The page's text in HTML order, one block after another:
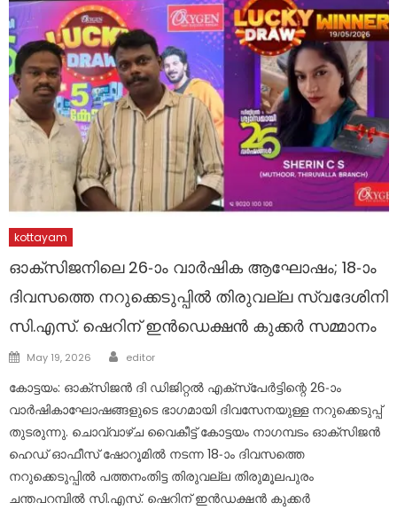
kottayam
ഓക്‌സിജനിലെ 26-ാം വാര്‍ഷിക ആഘോഷം; 18-ാം
ദിവസത്തെ നറുക്കെടുപ്പില്‍ തിരുവല്ല സ്വദേശിനി
സി.എസ്. ഷെറിന് ഇന്‍ഡെക്ഷന്‍ കുക്കര്‍ സമ്മാനം
Posted
May 19, 2026 Author
editor
കോട്ടയം: ഓക്സിജന്‍ ദി ഡിജിറ്റല്‍ എക്സ്പേര്‍ട്ടിന്റെ 26-ാം
വാര്‍ഷികാഘോഷങ്ങളുടെ ഭാഗമായി ദിവസേനയുള്ള നറുക്കെടുപ്പ്
തുടരുന്നു. ചൊവ്വാഴ്ച വൈകീട്ട് കോട്ടയം നാഗമ്പടം ഓക്‌സിജന്‍
ഹെഡ് ഓഫീസ് ഷോറൂമില്‍ നടന്ന 18-ാം ദിവസത്തെ
നറുക്കെടുപ്പില്‍ പത്തനംതിട്ട തിരുവല്ല തിരുമൂലപുരം
ചന്തപറമ്പില്‍ സി.എസ്. ഷെറിന് ഇന്‍ഡക്ഷന്‍ കുക്കര്‍